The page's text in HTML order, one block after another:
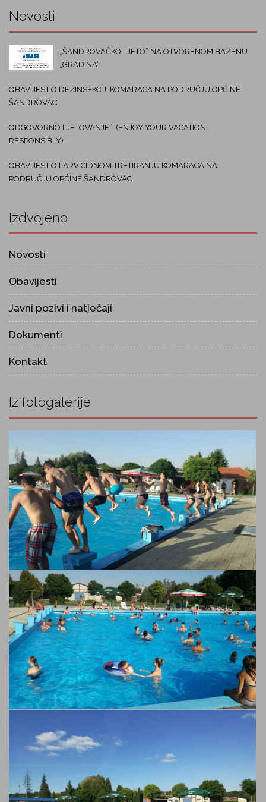
Novosti
„ŠANDROVAČKO LJETO“ NA OTVORENOM BAZENU
„GRADINA“
OBAVIJEST O DEZINSEKCIJI KOMARACA NA PODRUČJU OPĆINE
ŠANDROVAC
ODGOVORNO LJETOVANJE“ (ENJOY YOUR VACATION
RESPONSIBLY)
OBAVIJEST O LARVICIDNOM TRETIRANJU KOMARACA NA
PODRUČJU OPĆINE ŠANDROVAC
Izdvojeno
Novosti
Obavijesti
Javni pozivi i natječaji
Dokumenti
Kontakt
Iz fotogalerije